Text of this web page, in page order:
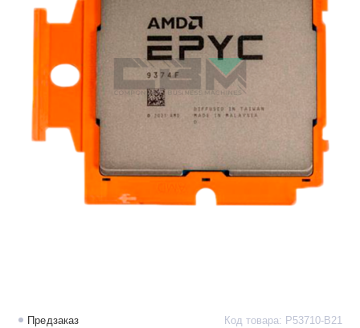
Предзаказ Код товара: P53710-B21